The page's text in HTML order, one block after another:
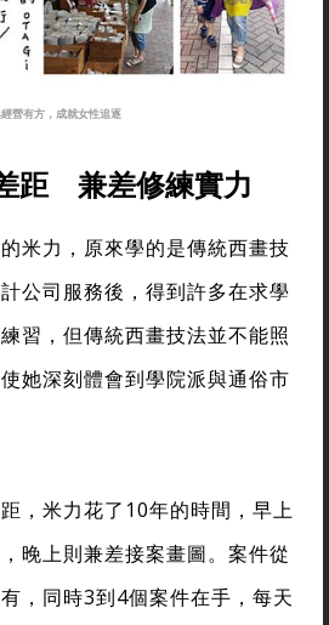
營有方，成就女性追逐
距 兼差修練實力
米力，原來學的是傳統西畫技
公司服務後，得到許多在求學
習，但傳統西畫技法並不能照
她深刻體會到學院派與通俗市
，米力花了10年的時間，早上
晚上則兼差接案畫圖。案件從
，同時3到4個案件在手，每天